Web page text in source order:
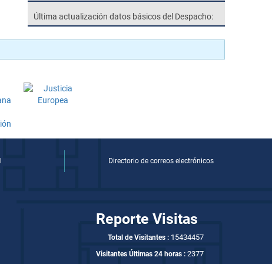
Última actualización datos básicos del Despacho:
Directorio de correos electrónicos
Reporte Visitas
Total de Visitantes : 15434457
Visitantes Últimas 24 horas : 2377